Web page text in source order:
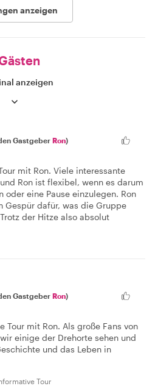
anzeigen
anzeigen
Gastgeber Ron)
mit Ron. Viele interessante
Ron ist flexibel, wenn es darum
oder eine Pause einzulegen. Ron
Gespür dafür, was die Gruppe
der Hitze also absolut
Gastgeber Ron)
Tour mit Ron. Als große Fans von
einige der Drehorte sehen und
und das Leben in
Tour